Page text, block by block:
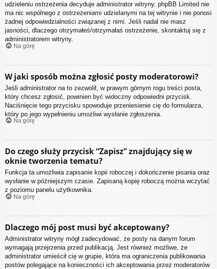
udzieleniu ostrzeżenia decyduje administrator witryny. phpBB Limited nie
ma nic wspólnego z ostrzeżeniami udzielanymi na tej witrynie i nie ponosi
żadnej odpowiedzialności związanej z nimi. Jeśli nadal nie masz
jasności, dlaczego otrzymałeś/otrzymałaś ostrzeżenie, skontaktuj się z
administratorem witryny.
Na górę
W jaki sposób można zgłosić posty moderatorowi?
Jeśli administrator na to zezwolił, w prawym górnym rogu treści posta,
który chcesz zgłosić, powinien być widoczny odpowiedni przycisk.
Naciśnięcie tego przycisku spowoduje przeniesienie cię do formularza,
który po jego wypełnieniu umożliwi wysłanie zgłoszenia.
Na górę
Do czego służy przycisk “Zapisz” znajdujący się w
oknie tworzenia tematu?
Funkcja ta umożliwia zapisanie kopii roboczej i dokończenie pisania oraz
wysłanie w późniejszym czasie. Zapisaną kopię roboczą można wczytać
z poziomu panelu użytkownika.
Na górę
Dlaczego mój post musi być akceptowany?
Administrator witryny mógł zadecydować, że posty na danym forum
wymagają przejrzenia przed publikacją. Jest również możliwe, że
administrator umieścił cię w grupie, która ma ograniczenia publikowania
postów polegające na konieczności ich akceptowania przez moderatorów